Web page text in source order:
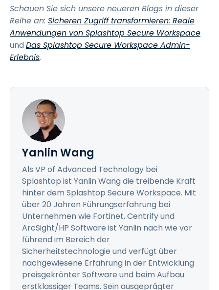
Schauen Sie sich unsere neueren Blogs in dieser
Reihe an: Sicheren Zugriff transformieren: Reale
Anwendungen von Splashtop Secure Workspace
undDas Splashtop Secure Workspace Admin-
Erlebnis.
Yanlin Wang
Als VP of Advanced Technology bei
Splashtop ist Yanlin Wang die treibende Kraft
hinter dem Splashtop Secure Workspace. Mit
über 20 Jahren Führungserfahrung bei
Unternehmen wie Fortinet, Centrify und
ArcSight/HP Software ist Yanlin nach wie vor
führend im Bereich der
Sicherheitstechnologie und verfügt über
nachgewiesene Erfahrung in der Entwicklung
preisgekrönter Software und beim Aufbau
erstklassiger Teams. Sein ausgeprägter